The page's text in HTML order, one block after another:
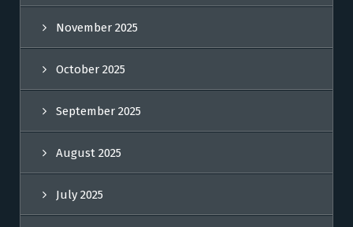
November 2025
October 2025
September 2025
August 2025
July 2025